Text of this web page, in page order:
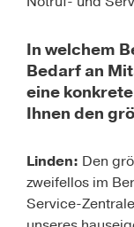
In welchem
Bedarf an
eine
Ihnen den
Linden: Den
zweifellos im
Service-